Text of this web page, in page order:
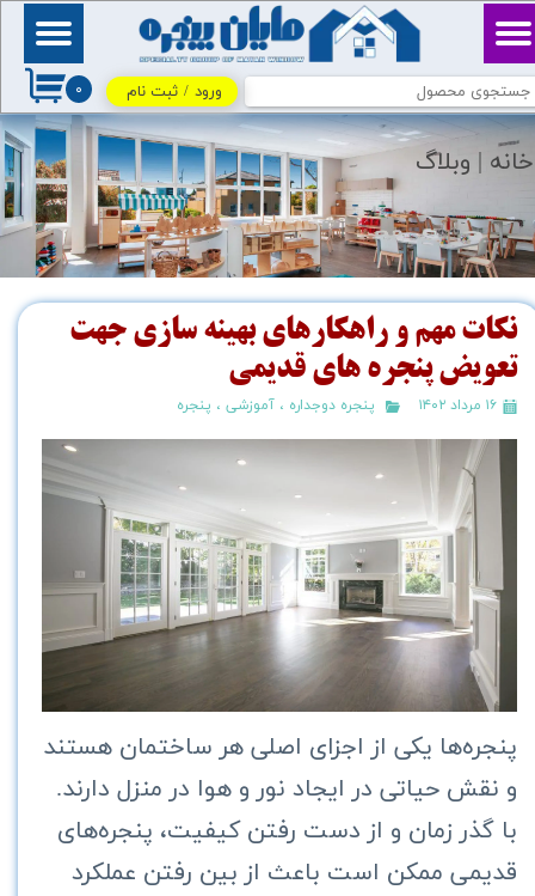
بِسْمِ ٱللَّٰهِ ٱلرَّحْمَٰنِ
ٱلرَّحِيمِ / اللهم اكفني
بحلالك عن حرامك، وأغنني
بفضلك عمَّن سواك
۰ ورود / ثبت نام
حساب کاربری من
تغییر گذر واژه
سفارشات
خروج از حساب کاربری
خانه | وبلاگ
نکات مهم و راهکارهای بهینه سازی جهت
تعویض پنجره های قدیمی
۱۶ مرداد ۱۴۰۲ پنجره دوجداره ، آموزشی ، پنجره
پنجره‌ها یکی از اجزای اصلی هر ساختمان هستند
و نقش حیاتی در ایجاد نور و هوا در منزل دارند.
با گذر زمان و از دست رفتن کیفیت، پنجره‌های
قدیمی ممکن است باعث از بین رفتن عملکرد